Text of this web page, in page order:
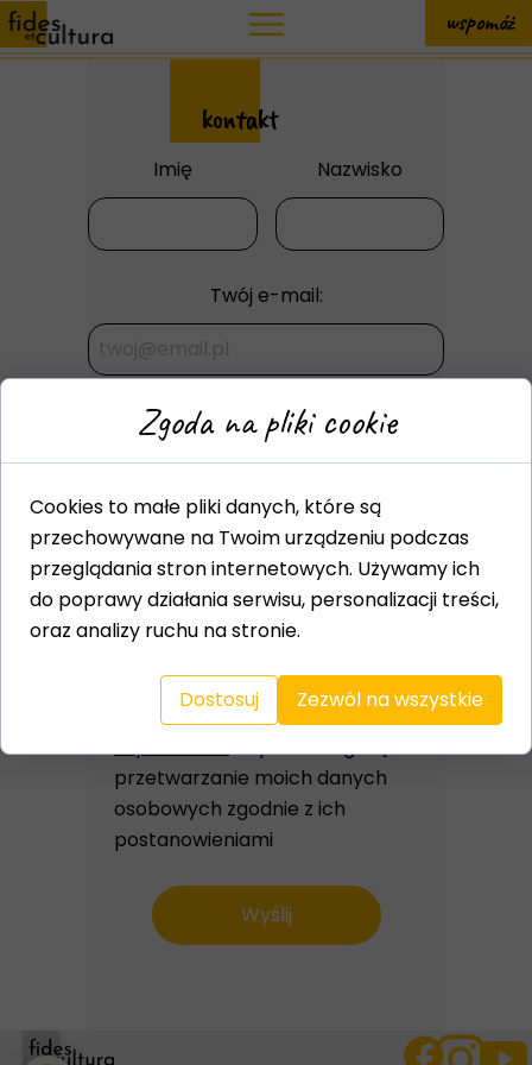
wspomóż
kontakt
Imię Nazwisko
Twój e-mail:
Treść wiadomości:
Wysyłając formularz, potwierdzam,
że zapoznałam/em się z
Prywatnościi wyrażam zgodę na
przetwarzanie moich danych
osobowych zgodnie z ich
postanowieniami
Wyślij
Zgoda na pliki cookie
Cookies to małe pliki danych, które są
przechowywane na Twoim urządzeniu podczas
przeglądania stron internetowych. Używamy ich
do poprawy działania serwisu, personalizacji treści,
oraz analizy ruchu na stronie.
Dostosuj Zezwól na wszystkie